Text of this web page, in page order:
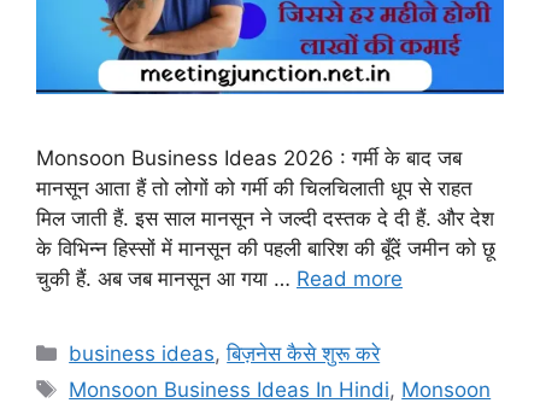
Monsoon Business Ideas 2026 : गर्मी के बाद जब
मानसून आता हैं तो लोगों को गर्मी की चिलचिलाती धूप से राहत
मिल जाती हैं. इस साल मानसून ने जल्दी दस्तक दे दी हैं. और देश
के विभिन्न हिस्सों में मानसून की पहली बारिश की बूँदें जमीन को छू
चुकी हैं. अब जब मानसून आ गया … Read more
Categories
business ideas,बिज़नेस कैसे शुरू करे
Tags
Monsoon Business Ideas In Hindi, Monsoon